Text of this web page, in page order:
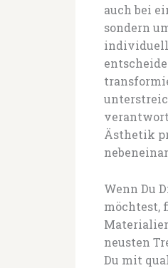
auch bei
sondern
Ästhetik
Wenn Du
möchtest,
neusten
Du mit